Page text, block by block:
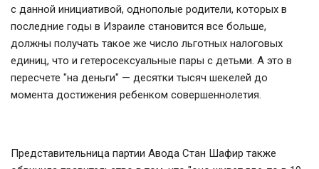
с данной инициативой, однополые родители, которых в
последние годы в Израиле становится все больше,
должны получать такое же число льготных налоговых
единиц, что и гетеросексуальные пары с детьми. А это в
пересчете "на деньги" — десятки тысяч шекелей до
момента достижения ребенком совершеннолетия.
Представительница партии Авода Стан Шафир также